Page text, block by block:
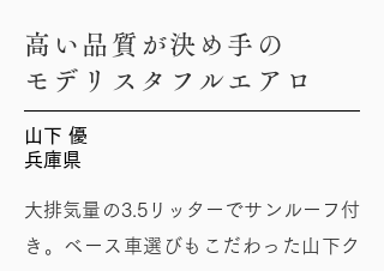
高い品質が決め手の
モデリスタフルエアロ
山下 優
兵庫県
大排気量の3.5リッターでサンルーフ付
き。ベース車選びもこだわった山下ク